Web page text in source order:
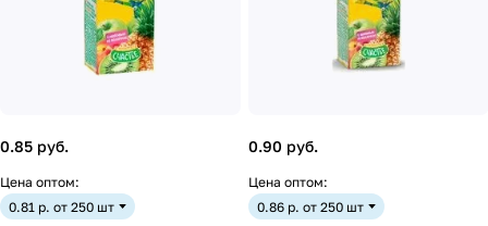
0.85 руб.
Цена оптом:
0.81 р. от 250 шт
0.90 руб.
Цена оптом:
0.86 р. от 250 шт